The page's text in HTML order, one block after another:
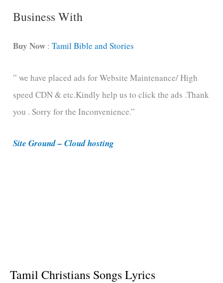
C
t
g
o
r
e
Business With
Buy Now :Tamil Bible and Stories
” we have placed ads for Website Maintenance/ High
speed CDN & etc.Kindly help us to click the ads .Thank
you . Sorry for the Inconvenience.”
Site Ground – Cloud hosting
Tamil Christians Songs Lyrics